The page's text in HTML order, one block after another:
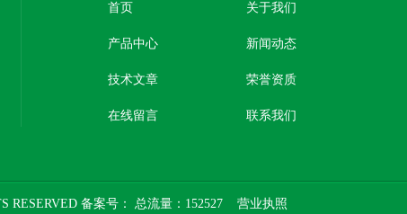
首页 关于我们
产品中心 新闻动态
技术文章 荣誉资质
在线留言 联系我们
RESERVED 备案号： 总流量：152527 营业执照